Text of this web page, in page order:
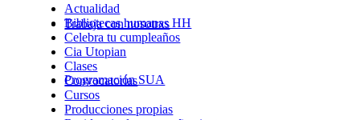
Trabaja con nosotrxs
Programación SUA
Actualidad
Bibliotecas humanas HH
Celebra tu cumpleaños
Cia Utopian
Clases
Convocatorias
Cursos
Producciones propias